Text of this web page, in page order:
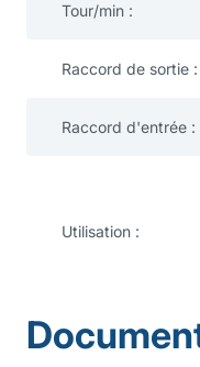
Tour/min :
Raccord de sortie :
Raccord d'entrée :
Utilisation :